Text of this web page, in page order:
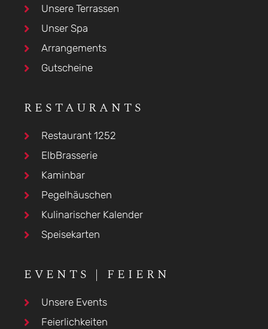
Unsere Terrassen
Unser Spa
Arrangements
Gutscheine
RESTAURANTS
Restaurant 1252
ElbBrasserie
Kaminbar
Pegelhäuschen
Kulinarischer Kalender
Speisekarten
EVENTS | FEIERN
Unsere Events
Feierlichkeiten